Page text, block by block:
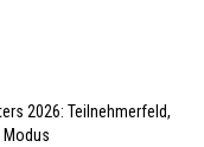
2026: Teilnehmerfeld,